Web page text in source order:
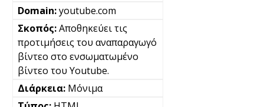
youtube.com
Αποθηκεύει τις
προτιμήσεις του αναπαραγωγό
βίντεο στο ενσωματωμένο
βίντεο του Youtube.
Μόνιμα